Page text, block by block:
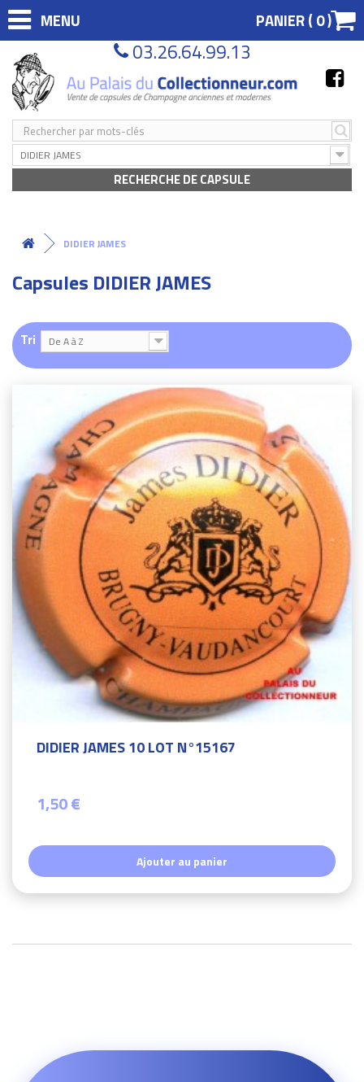
MENU PANIER (0)
03.26.64.99.13
DIDIER JAMES
RECHERCHE DE CAPSULE
DIDIER JAMES
Capsules DIDIER JAMES
Tri De A à Z
DIDIER JAMES 10 LOT N°15167
1,50 €
Ajouter au panier